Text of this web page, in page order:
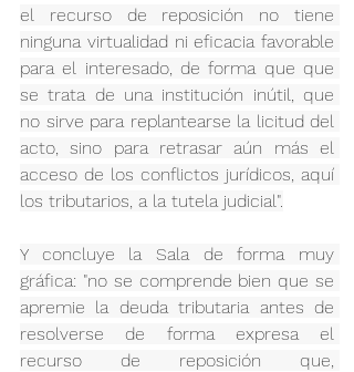
el recurso de reposición no tiene
ninguna virtualidad ni eficacia favorable
para el interesado, de forma que que
se trata de una institución inútil, que
no sirve para replantearse la licitud del
acto, sino para retrasar aún más el
acceso de los conflictos jurídicos, aquí
los tributarios, a la tutela judicial".
Y concluye la Sala de forma muy
gráfica: "no se comprende bien que se
apremie la deuda tributaria antes de
resolverse de forma expresa el
recurso de reposición que,